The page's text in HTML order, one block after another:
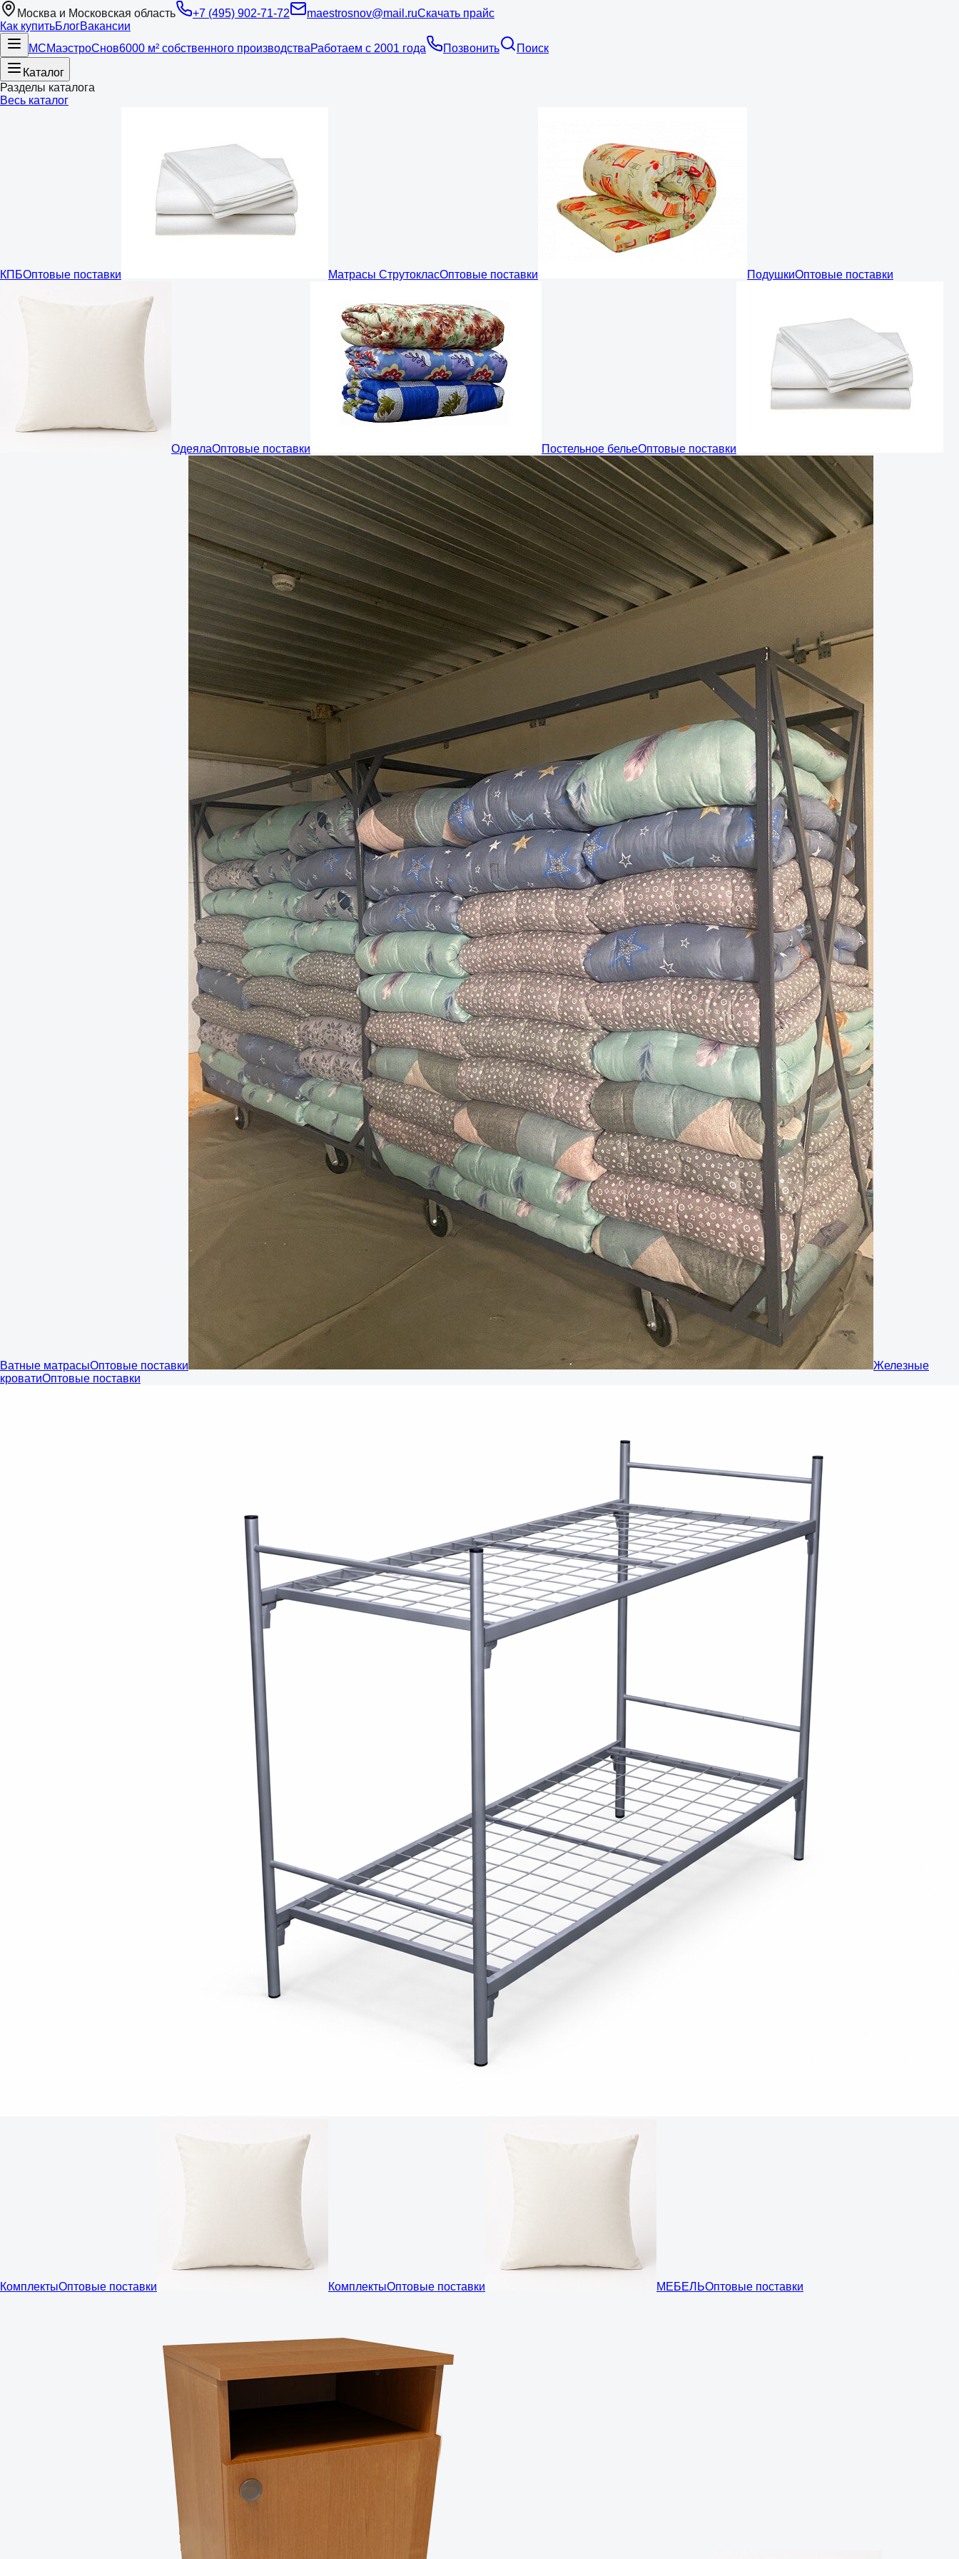
Москва и Московская область +7 (495) 902-71-72 maestrosnov@mail.ruСкачать прайс
Как купитьБлогВакансии
МСМаэстроСнов6000 м² собственного производстваРаботаем с 2001 года Позвонить
Поиск
Каталог
Разделы каталога
Весь каталог
КПБОптовые поставки Матрасы СтрутокласОптовые поставки ПодушкиОптовые поставки
ОдеялаОптовые поставки Постельное бельеОптовые поставки
Ватные матрасыОптовые поставки
Железные
кроватиОптовые поставки
КомплектыОптовые поставки КомплектыОптовые поставки МЕБЕЛЬОптовые поставки